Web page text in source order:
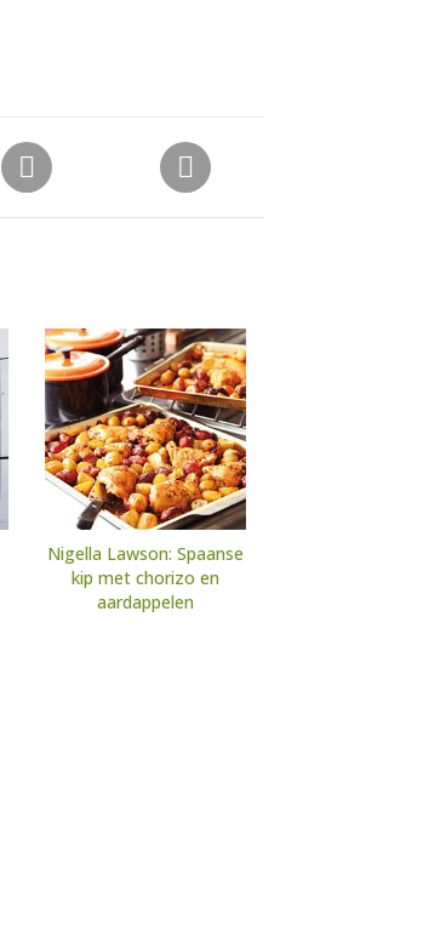
Nigella Lawson: Spaanse
kip met chorizo en
aardappelen